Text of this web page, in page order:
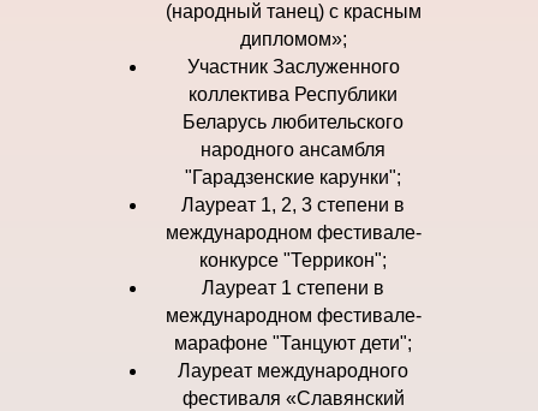
(народный танец) с красным
дипломом»;
Участник Заслуженного
коллектива Республики
Беларусь любительского
народного ансамбля
"Гарадзенские карунки";
Лауреат 1, 2, 3 степени в
международном фестивале-
конкурсе "Террикон";
Лауреат 1 степени в
международном фестивале-
марафоне "Танцуют дети";
Лауреат международного
фестиваля «Славянский